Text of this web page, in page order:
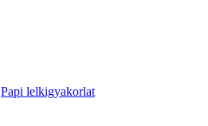
Papi lelkigyakorlat